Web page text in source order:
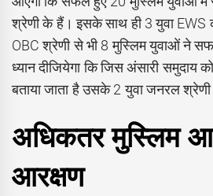
श्रेणी के हैं। इसके साथ ही 3 युवा EWS
OBC श्रेणी से भी 8 मुस्लिम युवाओं ने
ध्यान दीजियेगा कि जिस अंसारी समुदाय
बताया जाता है उसके 2 युवा जनरल
अधिकतर मुस्लिम
आरक्षण